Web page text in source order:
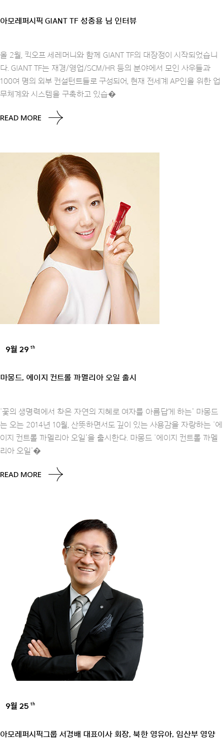
아모레퍼시픽 GIANT TF 성중용 님 인터뷰
올 2월, 킥오프 세레머니와 함께 GIANT TF의 대장정이 시작되었습니
다. GIANT TF는 재경/영업/SCM/HR 등의 분야에서 모인 사우들과
100여 명의 외부 컨설턴트들로 구성되어, 현재 전세계 AP인을 위한 업
무체계와 시스템을 구축하고 있습�
READ MORE
9월 29 th
마몽드, 에이지 컨트롤 까멜리아 오일 출시
‘꽃의 생명력에서 찾은 자연의 지혜로 여자를 아름답게 하는’ 마몽드
는 오는 2014년 10월, 산뜻하면서도 깊이 있는 사용감을 자랑하는 ‘에
이지 컨트롤 까멜리아 오일’을 출시한다. 마몽드 ‘에이지 컨트롤 까멜
리아 오일’�
READ MORE
9월 25 th
아모레퍼시픽그룹 서경배 대표이사 회장, 북한 영유아, 임산부 영양